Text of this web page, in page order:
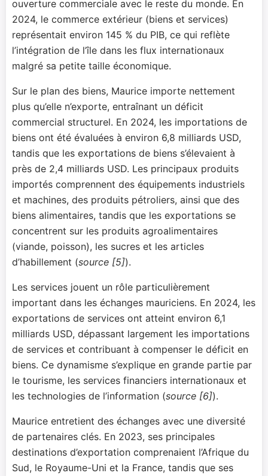
ouverture commerciale avec le reste du monde. En
2024, le commerce extérieur (biens et services)
représentait environ 145 % du PIB, ce qui reflète
l’intégration de l’île dans les flux internationaux
malgré sa petite taille économique.
Sur le plan des biens, Maurice importe nettement
plus qu’elle n’exporte, entraînant un déficit
commercial structurel. En 2024, les importations de
biens ont été évaluées à environ 6,8 milliards USD,
tandis que les exportations de biens s’élevaient à
près de 2,4 milliards USD. Les principaux produits
importés comprennent des équipements industriels
et machines, des produits pétroliers, ainsi que des
biens alimentaires, tandis que les exportations se
concentrent sur les produits agroalimentaires
(viande, poisson), les sucres et les articles
d’habillement (source [5]).
Les services jouent un rôle particulièrement
important dans les échanges mauriciens. En 2024, les
exportations de services ont atteint environ 6,1
milliards USD, dépassant largement les importations
de services et contribuant à compenser le déficit en
biens. Ce dynamisme s’explique en grande partie par
le tourisme, les services financiers internationaux et
les technologies de l’information (source [6]).
Maurice entretient des échanges avec une diversité
de partenaires clés. En 2023, ses principales
destinations d’exportation comprenaient l’Afrique du
Sud, le Royaume-Uni et la France, tandis que ses